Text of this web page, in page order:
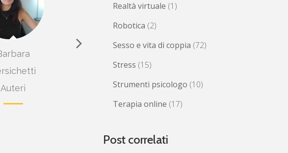
Realtà virtuale (1)
Robotica (2)
Sesso e vita di coppia (72)
Stress (15)
Strumenti psicologo (10)
Terapia online (17)
Post correlati